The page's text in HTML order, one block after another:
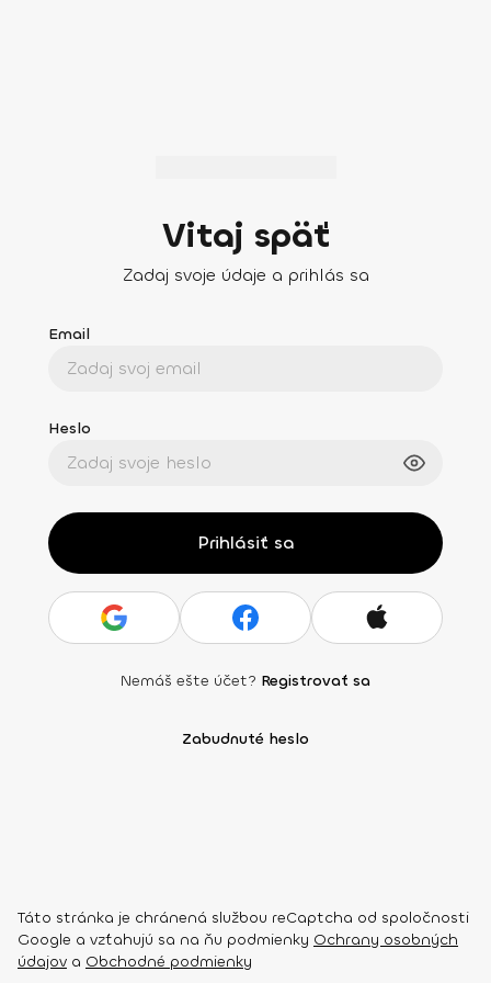
Vitaj späť
Zadaj svoje údaje a prihlás sa
Email
Heslo
Prihlásiť sa
Nemáš ešte účet? Registrovať sa
Zabudnuté heslo
Táto stránka je chránená službou reCaptcha od spoločnosti
Google a vzťahujú sa na ňu podmienky Ochrany osobných
údajov a Obchodné podmienky